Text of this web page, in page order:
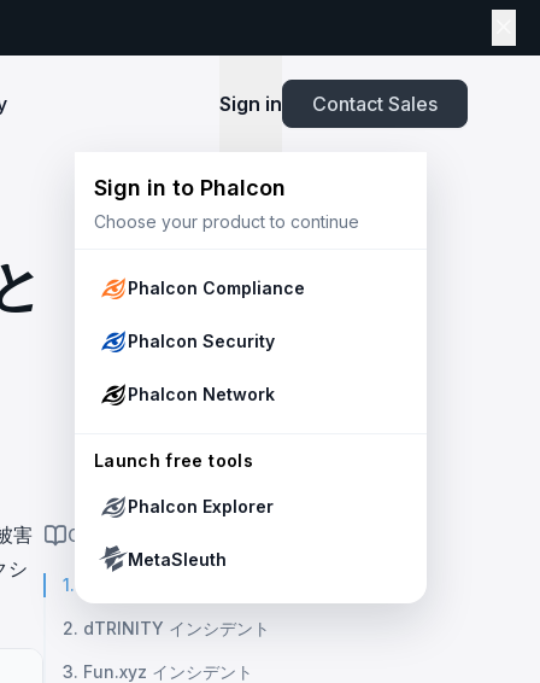
TOOLS
Enhance your blockchain explorer with
capabilities.
Simulation API
transaction.
USDT Freeze Checker
Tether’s blacklist in real time.
to shield your ecosystem and
Trust and Secure Your Platform at
your tokenization contracts,
Playbook New
Whitepaper
Stablecoin Issuer Freeze Risk: A User-Centric
2025 Crypto Crime Report
Handbook
Crypto Payment Compliance Handbook
Newsroom
news and featured stories.
Sign in
Sign in to Phalcon
Choose your product to continue
Phalcon Compliance
Phalcon Security
Phalcon Network
Launch free tools
Phalcon Explorer
MetaSleuth
Contact Sales
害
シ
ON THIS PAGE
1. Venus インシデント
2. dTRINITY インシデント
3. Fun.xyz インシデント